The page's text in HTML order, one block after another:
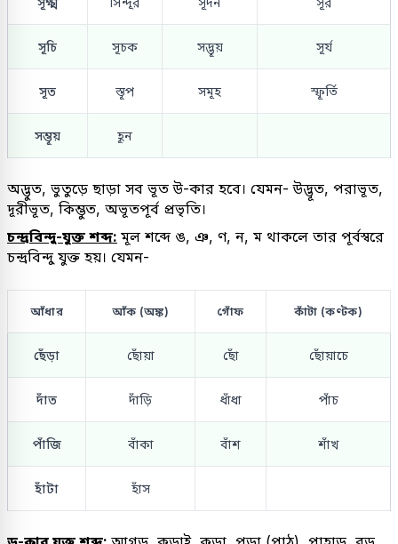
সূচি সূচক সদ্ভূয় সূর্য
সূত স্তূপ সমূহ স্ফূর্তি
সম্ভূয় হূন
অদ্ভুত, ভুতুড়ে ছাড়া সব ভূত উ-কার হবে। যেমন- উদ্ভূত, পরাভূত,
দূরীভূত, কিম্ভুত, অভূতপূর্ব প্রভৃতি।
চন্দ্রবিন্দু-যুক্ত শব্দ: মূল শব্দে ঙ, ঞ, ণ, ন, ম থাকলে তার পূর্বস্বরে
চন্দ্রবিন্দু যুক্ত হয়। যেমন-
আঁধার আঁক (অঙ্ক) গোঁফ কাঁটা (কণ্টক)
ছেঁড়া ছোঁয়া ছোঁ ছোঁয়াচে
দাঁত দাঁড়ি ধাঁধা পাঁচ
পাঁজি বাঁকা বাঁশ শাঁখ
হাঁটা হাঁস